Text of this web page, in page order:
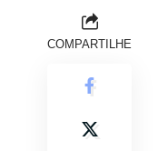
COMPARTILHE